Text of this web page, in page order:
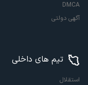
DMCA
آگهی دولتی
تیم های داخلی
استقلال